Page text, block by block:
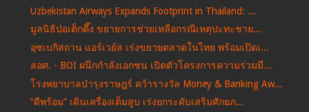
Uzbekistan Airways Expands Footprint in Thailand: ...
มูลนิธิป่อเต็กตึ๊ง ขยายการช่วยเหลือกรณีเหตุปะทะชาย...
อุซเบกิสถาน แอร์เวย์ส เร่งขยายตลาดในไทย พร้อมเปิดเ...
สอศ. - BOI ผนึกกำลังเอกชน เปิดตัวโครงการความร่วมมื...
โรงพยาบาลบำรุงราษฎร์ คว้ารางวัล Money & Banking Aw...
“ดีพร้อม” เดินเครื่องเต็มสูบ เร่งยกระดับเสริมศักยภ...